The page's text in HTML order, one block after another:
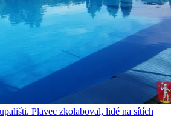
Plavec zkolaboval, lidé na sítích